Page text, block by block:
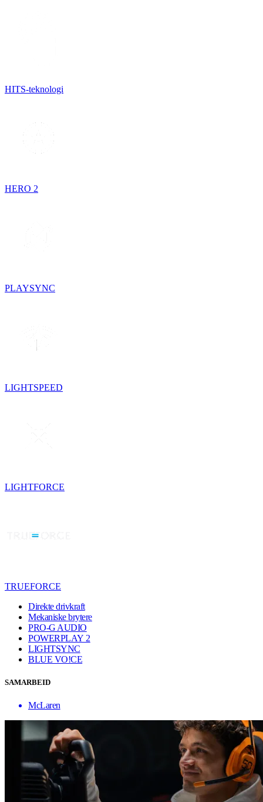
HITS-teknologi
HERO 2
PLAYSYNC
LIGHTSPEED
LIGHTFORCE
TRUEFORCE
Direkte drivkraft
Mekaniske brytere
PRO-G AUDIO
POWERPLAY 2
LIGHTSYNC
BLUE VO!CE
SAMARBEID
McLaren